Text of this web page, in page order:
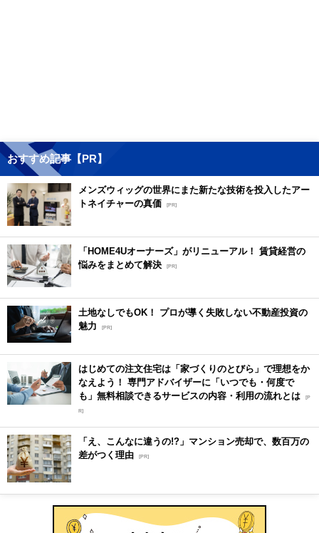
おすすめ記事【PR】
メンズウィッグの世界にまた新たな技術を投入したアー
トネイチャーの真価 [PR]
「HOME4Uオーナーズ」がリニューアル！ 賃貸経営の
悩みをまとめて解決 [PR]
土地なしでもOK！ プロが導く失敗しない不動産投資の
魅力
[PR]
はじめての注文住宅は「家づくりのとびら」で理想をか
なえよう！ 専門アドバイザーに「いつでも・何度で
も」無料相談できるサービスの内容・利用の流れとは [P
R]
「え、こんなに違うの!?」マンション売却で、数百万の
差がつく理由 [PR]